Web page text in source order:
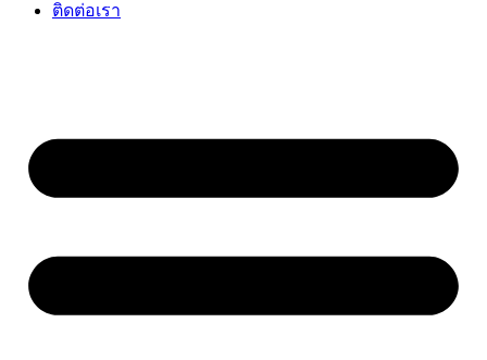
ติดต่อเรา